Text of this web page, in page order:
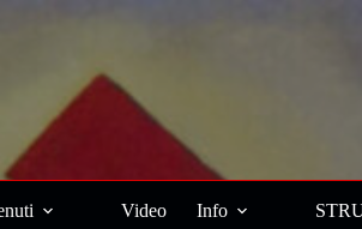
Video Info